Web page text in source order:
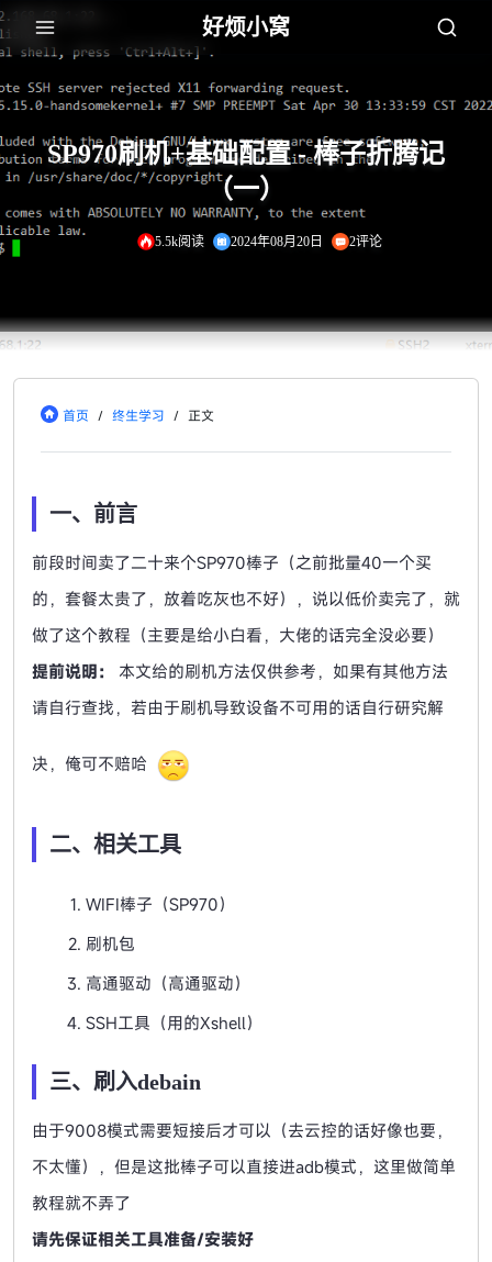
好烦小窝
SP970刷机+基础配置 - 棒子折腾记
（一）
5.5k阅读 2024年08月20日 2评论
首页 / 终生学习 / 正文
一、前言
前段时间卖了二十来个SP970棒子（之前批量40一个买
的，套餐太贵了，放着吃灰也不好），说以低价卖完了，就
做了这个教程（主要是给小白看，大佬的话完全没必要）
提前说明：
本文给的刷机方法仅供参考，如果有其他方法
请自行查找，若由于刷机导致设备不可用的话自行研究解
决，俺可不赔哈
二、相关工具
WIFI棒子（SP970）
刷机包
高通驱动（高通驱动）
SSH工具（用的Xshell）
三、刷入debain
由于9008模式需要短接后才可以（去云控的话好像也要，
不太懂），但是这批棒子可以直接进adb模式，这里做简单
教程就不弄了
请先保证相关工具准备/安装好